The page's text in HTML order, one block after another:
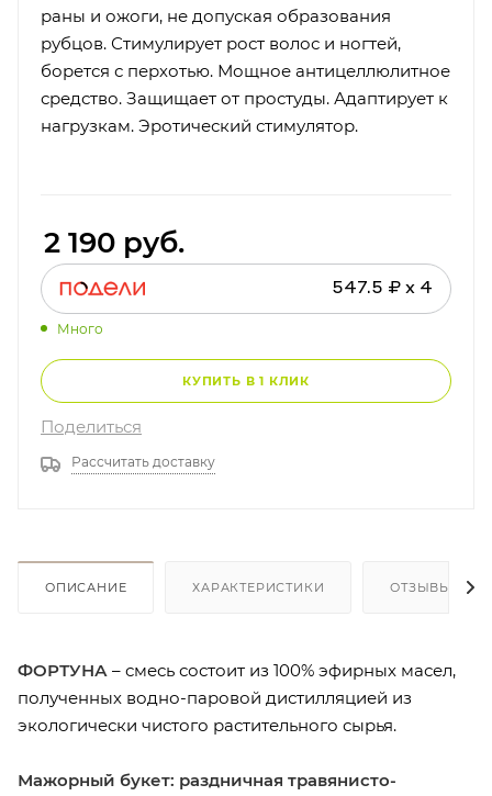
раны и ожоги, не допуская образования
рубцов. Стимулирует рост волос и ногтей,
борется с перхотью. Мощное антицеллюлитное
средство. Защищает от простуды. Адаптирует к
нагрузкам. Эротический стимулятор.
2 190 руб.
547.5 ₽ x 4
Много
КУПИТЬ В 1 КЛИК
Поделиться
Рассчитать доставку
ОПИСАНИЕ ХАРАКТЕРИСТИКИ ОТЗЫВЫ (6)
ФОРТУНА – смесь состоит из 100% эфирных масел,
полученных водно-паровой дистилляцией из
экологически чистого растительного сырья.
Мажорный букет: раздничная травянисто-